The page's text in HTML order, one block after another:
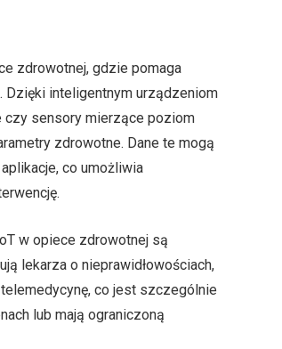
zdrowotnej, gdzie pomaga
inteligentnym urządzeniom
czy sensory mierzące poziom
zdrowotne. Dane te mogą
co umożliwia
w opiece zdrowotnej są
lekarza o nieprawidłowościach,
co jest szczególnie
lub mają ograniczoną